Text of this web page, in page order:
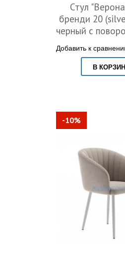
Стул
бренди 20
черный с
Добавить к
В
-10%